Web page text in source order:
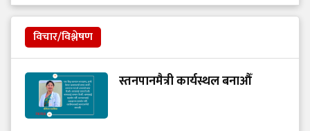
विचार/विश्लेषण
स्तनपानमैत्री कार्यस्थल बनाऔँ